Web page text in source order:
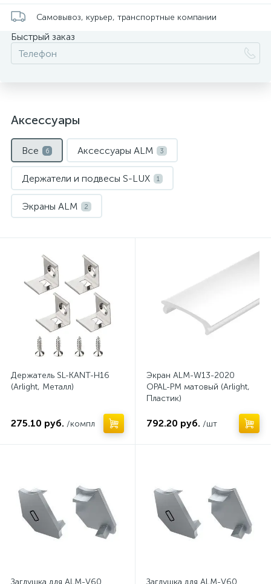
Самовывоз, курьер, транспортные компании
Быстрый заказ
Аксессуары
Все 6 Аксессуары ALM 3
Держатели и подвесы S-LUX 1
Экраны ALM 2
Держатель SL-KANT-H16
(Arlight, Металл)
275.10 руб. /компл
Экран ALM-W13-2020
OPAL-PM матовый (Arlight,
Пластик)
792.20 руб. /шт
Заглушка для ALM-V60
Заглушка для ALM-V60